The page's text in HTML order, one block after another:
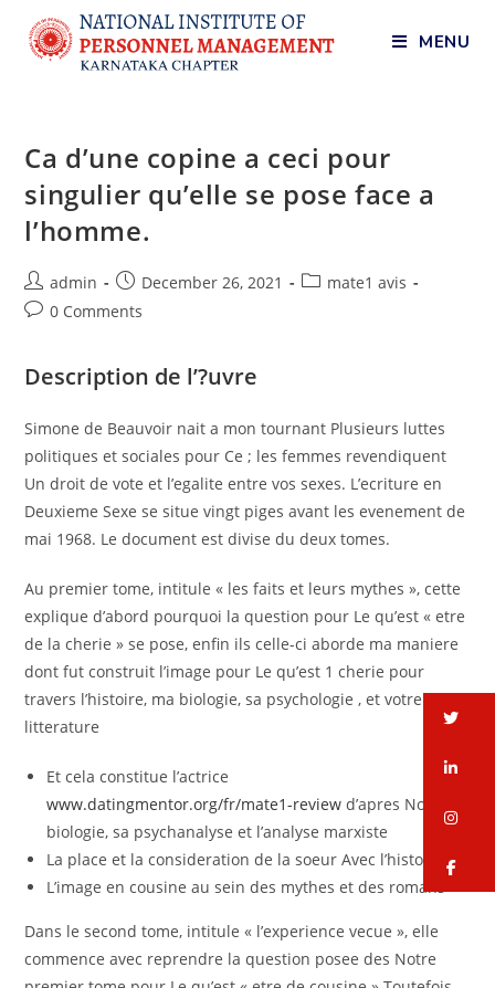
MENU
Ca d’une copine a ceci pour
singulier qu’elle se pose face a
l’homme.
admin December 26, 2021
mate1 avis
0 Comments
Description de l’?uvre
Simone de Beauvoir nait a mon tournant Plusieurs luttes
politiques et sociales pour Ce ; les femmes revendiquent
Un droit de vote et l’egalite entre vos sexes. L’ecriture en
Deuxieme Sexe se situe vingt piges avant les evenement de
mai 1968. Le document est divise du deux tomes.
Au premier tome, intitule « les faits et leurs mythes », cette
explique d’abord pourquoi la question pour Le qu’est « etre
de la cherie » se pose, enfin ils celle-ci aborde ma maniere
dont fut construit l’image pour Le qu’est 1 cherie pour
travers l’histoire, ma biologie, sa psychologie , et votre
litterature
Et cela constitue l’actrice
www.datingmentor.org/fr/mate1-review d’apres Notre
biologie, sa psychanalyse et l’analyse marxiste
La place et la consideration de la soeur Avec l’histoire
L’image en cousine au sein des mythes et des romans
Dans le second tome, intitule « l’experience vecue », elle
commence avec reprendre la question posee des Notre